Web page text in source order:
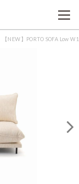
【NEW】PORTO SOFA Low